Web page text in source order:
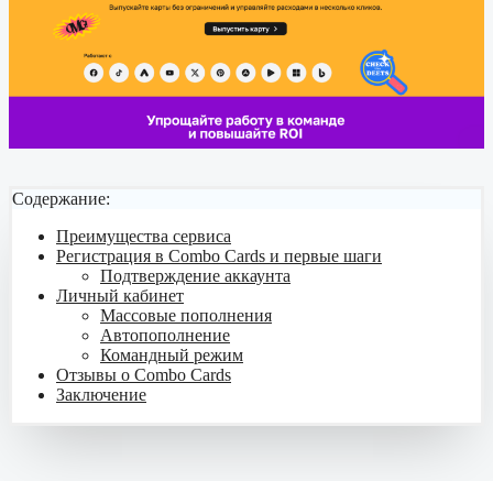
Содержание:
Преимущества сервиса
Регистрация в Combo Cards и первые шаги
Подтверждение аккаунта
Личный кабинет
Массовые пополнения
Автопополнение
Командный режим
Отзывы о Combo Cards
Заключение